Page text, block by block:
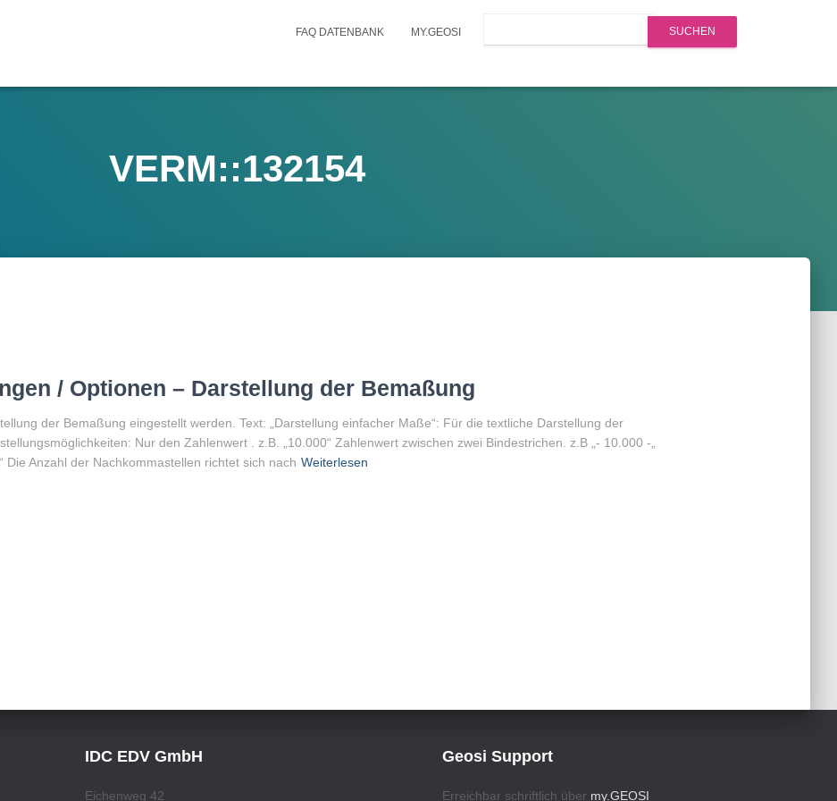
FAQ DATENBANK MY.GEOSI
VERM::132154
/ Optionen – Darstellung der Bemaßung
der Bemaßung eingestellt werden. Text: „Darstellung einfacher Maße“: Für die textliche Darstellung der
Nur den Zahlenwert . z.B. „10.000“ Zahlenwert zwischen zwei Bindestrichen. z.B „- 10.000 -„
Die Anzahl der Nachkommastellen richtet sich nach Weiterlesen
IDC EDV GmbH
Eichenweg 42
Geosi Support
Erreichbar schriftlich über my.GEOSI